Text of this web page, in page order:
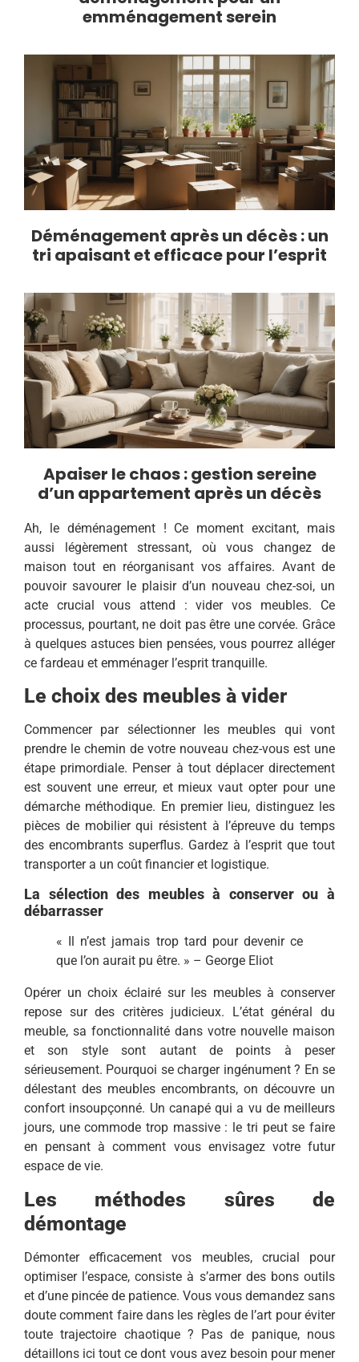
emménagement serein
Déménagement après un décès : un
tri apaisant et efficace pour l’esprit
Apaiser le chaos : gestion sereine
d’un appartement après un décès
Ah, le déménagement ! Ce moment excitant, mais
aussi légèrement stressant, où vous changez de
maison tout en réorganisant vos affaires. Avant de
pouvoir savourer le plaisir d’un nouveau chez-soi, un
acte crucial vous attend : vider vos meubles. Ce
processus, pourtant, ne doit pas être une corvée. Grâce
à quelques astuces bien pensées, vous pourrez alléger
ce fardeau et emménager l’esprit tranquille.
Le choix des meubles à vider
Commencer par sélectionner les meubles qui vont
prendre le chemin de votre nouveau chez-vous est une
étape primordiale. Penser à tout déplacer directement
est souvent une erreur, et mieux vaut opter pour une
démarche méthodique. En premier lieu, distinguez les
pièces de mobilier qui résistent à l’épreuve du temps
des encombrants superflus. Gardez à l’esprit que tout
transporter a un coût financier et logistique.
La sélection des meubles à conserver ou à
débarrasser
« Il n’est jamais trop tard pour devenir ce
que l’on aurait pu être. » – George Eliot
Opérer un choix éclairé sur les meubles à conserver
repose sur des critères judicieux. L’état général du
meuble, sa fonctionnalité dans votre nouvelle maison
et son style sont autant de points à peser
sérieusement. Pourquoi se charger ingénument ? En se
délestant des meubles encombrants, on découvre un
confort insoupçonné. Un canapé qui a vu de meilleurs
jours, une commode trop massive : le tri peut se faire
en pensant à comment vous envisagez votre futur
espace de vie.
Les méthodes sûres de
démontage
Démonter efficacement vos meubles, crucial pour
optimiser l’espace, consiste à s’armer des bons outils
et d’une pincée de patience. Vous vous demandez sans
doute comment faire dans les règles de l’art pour éviter
toute trajectoire chaotique ? Pas de panique, nous
détaillons ici tout ce dont vous avez besoin pour mener